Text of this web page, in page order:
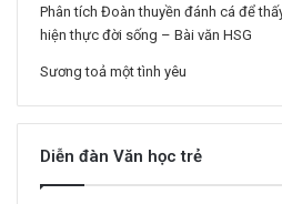
Phân tích Đoàn thuyền đánh cá để
hiện thực đời sống – Bài văn HSG
Sương toả một tình yêu
Diễn đàn Văn học trẻ